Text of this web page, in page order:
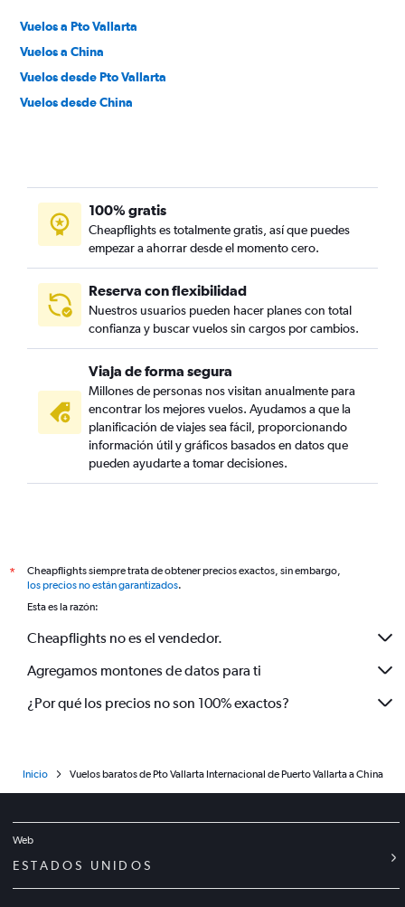
Vuelos a Pto Vallarta
Vuelos a China
Vuelos desde Pto Vallarta
Vuelos desde China
100% gratis
Cheapflights es totalmente gratis, así que puedes
empezar a ahorrar desde el momento cero.
Reserva con flexibilidad
Nuestros usuarios pueden hacer planes con total
confianza y buscar vuelos sin cargos por cambios.
Viaja de forma segura
Millones de personas nos visitan anualmente para
encontrar los mejores vuelos. Ayudamos a que la
planificación de viajes sea fácil, proporcionando
información útil y gráficos basados en datos que
pueden ayudarte a tomar decisiones.
*
Cheapflights siempre trata de obtener precios exactos, sin embargo,
los precios no están garantizados.
Esta es la razón:
Cheapflights no es el vendedor.
Agregamos montones de datos para ti
¿Por qué los precios no son 100% exactos?
Inicio Vuelos baratos de Pto Vallarta Internacional de Puerto Vallarta a China
Web
ESTADOS UNIDOS